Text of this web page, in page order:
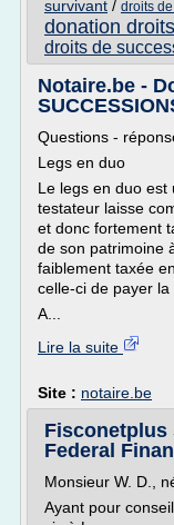
survivant / droits
donation
droits de
Notaire.be -
Questions -
Legs en duo
Le legs en duo est
testateur laisse
et donc fortement
de son patrimoine
faiblement taxée
celle-ci de payer la
A...
Lire la suite
Site : notaire.be
Fisconetplus
Federal
Monsieur W. D.,
Ayant pour